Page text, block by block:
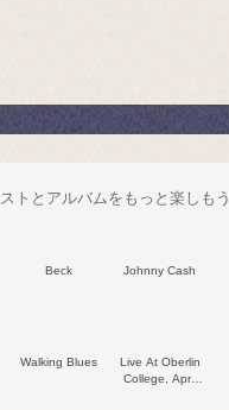
トとアルバムをもっと楽しもう
Beck Johnny Cash
Walking Blues
Live At Oberlin
College, April